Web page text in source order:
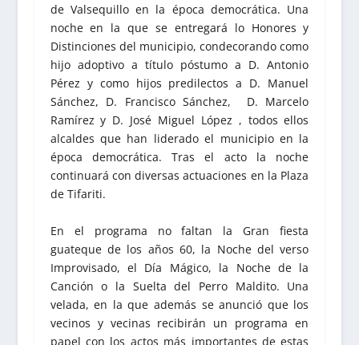
de Valsequillo en la época democrática. Una
noche en la que se entregará lo Honores y
Distinciones del municipio, condecorando como
hijo adoptivo a título póstumo a D. Antonio
Pérez y como hijos predilectos a D. Manuel
Sánchez, D. Francisco Sánchez, D. Marcelo
Ramírez y D. José Miguel López , todos ellos
alcaldes que han liderado el municipio en la
época democrática. Tras el acto la noche
continuará con diversas actuaciones en la Plaza
de Tifariti.
En el programa no faltan la Gran fiesta
guateque de los años 60, la Noche del verso
Improvisado, el Día Mágico, la Noche de la
Canción o la Suelta del Perro Maldito. Una
velada, en la que además se anunció que los
vecinos y vecinas recibirán un programa en
papel con los actos más importantes de estas